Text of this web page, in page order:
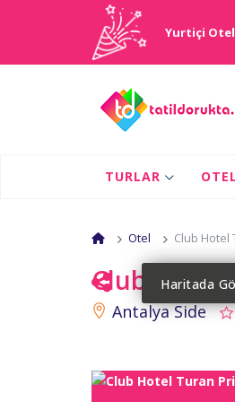
Yurtiçi
TURLAR
Otel Club Hotel
Club Hotel
Haritada
Antalya Side